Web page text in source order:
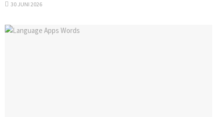
30 JUNI 2026